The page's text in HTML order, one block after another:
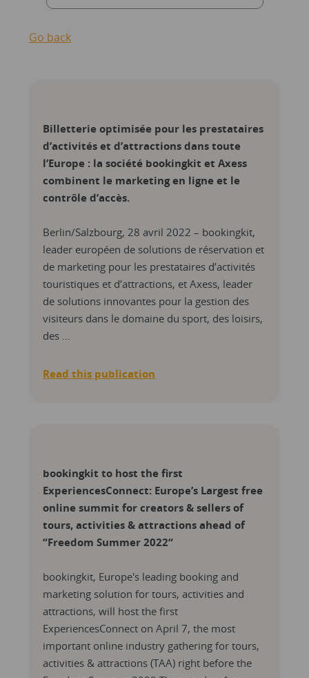
Go back
Billetterie optimisée pour les prestataires
d’activités et d’attractions dans toute
l’Europe : la société bookingkit et Axess
combinent le marketing en ligne et le
contrôle d’accès.
Berlin/Salzbourg, 28 avril 2022 – bookingkit,
leader européen de solutions de réservation et
de marketing pour les prestataires d’activités
touristiques et d’attractions, et Axess, leader
de solutions innovantes pour la gestion des
visiteurs dans le domaine du sport, des loisirs,
des ...
Read this publication
bookingkit to host the first
ExperiencesConnect: Europe’s Largest free
online summit for creators & sellers of
tours, activities & attractions ahead of
“Freedom Summer 2022“
bookingkit, Europe's leading booking and
marketing solution for tours, activities and
attractions, will host the first
ExperiencesConnect on April 7, the most
important online industry gathering for tours,
activities & attractions (TAA) right before the